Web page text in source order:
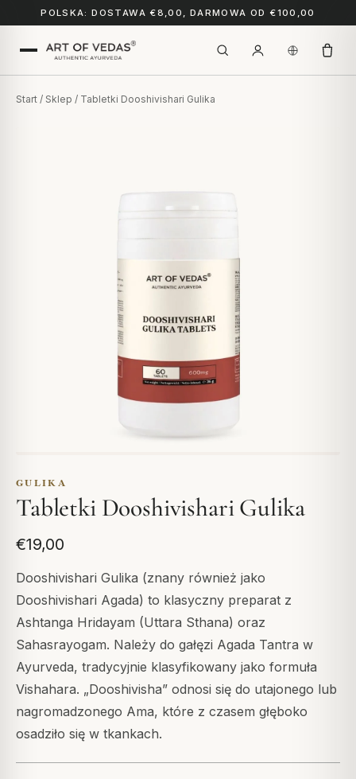
POLSKA: DOSTAWA €8,00, DARMOWA OD €100,00
Start / Sklep / Tabletki Dooshivishari Gulika
GULIKA
Tabletki Dooshivishari Gulika
€19,00
Dooshivishari Gulika (znany również jako
Dooshivishari Agada) to klasyczny preparat z
Ashtanga Hridayam (Uttara Sthana) oraz
Sahasrayogam. Należy do gałęzi Agada Tantra w
Ayurveda, tradycyjnie klasyfikowany jako formuła
Vishahara. „Dooshivisha” odnosi się do utajonego lub
nagromadzonego Ama, które z czasem głęboko
osadziło się w tkankach.